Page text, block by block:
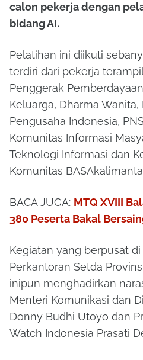
calon pekerja dengan
bidang AI.
Pelatihan ini diikuti
terdiri dari pekerja
Penggerak
Keluarga, Dharma Wanita,
Pengusaha Indonesia,
Komunitas Informasi
Teknologi Informasi dan
Komunitas
BACA JUGA: MTQ XVIII
380 Peserta Bakal
Kegiatan yang berpusat
Perkantoran Setda
inipun menghadirkan
Menteri Komunikasi dan
Donny Budhi Utoyo dan
Watch Indonesia Prasati